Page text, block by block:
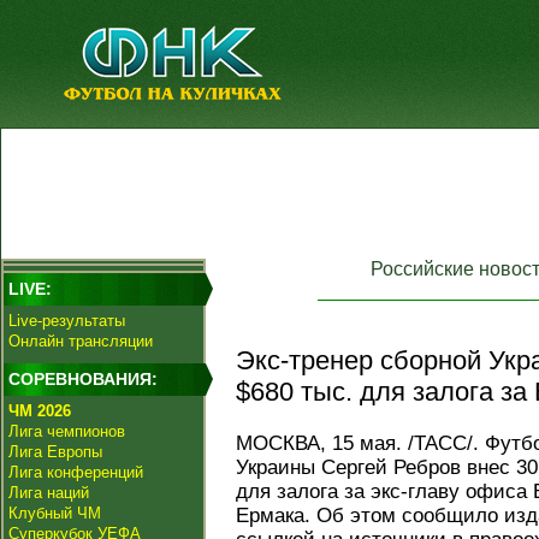
LIVE:
Live-результаты
Онлайн трансляции
СОРЕВНОВАНИЯ:
ЧМ 2026
Лига чемпионов
Лига Европы
Лига конференций
Лига наций
Клубный ЧМ
Суперкубок УЕФА
Российские
Экс-тренер сборной
$680 тыс. для залога
МОСКВА, 15 мая. /ТАСС/.
Украины Сергей Ребров внес
для залога за экс-главу
Ермака. Об этом сообщило